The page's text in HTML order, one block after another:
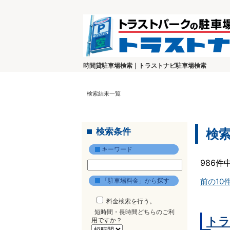
時間貸駐車場検索｜トラストナビ駐車場検索
検索結果一覧
検索条件
キーワード
「駐車場料金」から探す
料金検索を行う。
短時間・長時間どちらのご利
用ですか？
検
986件
前の10
ト